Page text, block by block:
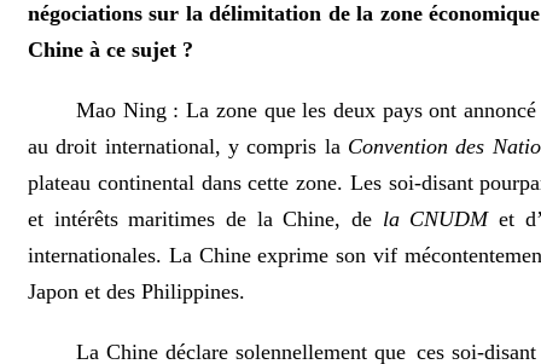
négociations sur la délimitation de la zone
Chine à ce sujet ?
Mao Ning : La zone que les deux pays ont
au droit international, y compris la Convention des
plateau continental dans cette zone. Les soi-disant
et intérêts maritimes de la Chine, de la CNUDMet
internationales. La Chine exprime son vif
Japon et des Philippines.
La Chine déclare solennellement que ces soi-